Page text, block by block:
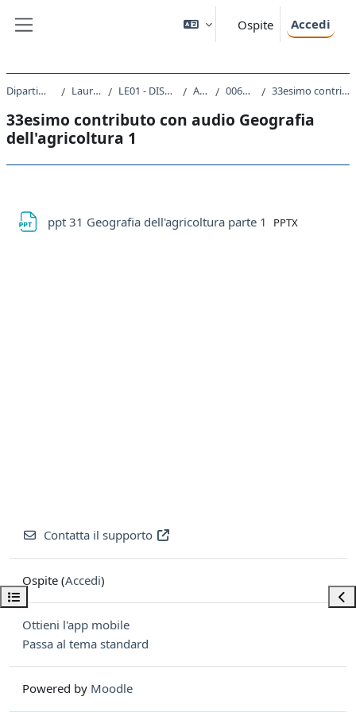
Ospite Accedi
Apri indice del corso
Dipartimento di Studi Umanistici Laurea triennale (DM270) LE01 - DISCIPLINE STORICHE E FILOSOFICHE A.A. 2019 - 2020 006LE - GEOGRAFIA 2019 33esimo contributo con audio Geografia dell'agricoltura 1
33esimo contributo con audio Geografia
dell'agricoltura 1
ppt 31 Geografia dell'agricoltura parte 1 File
PPTX
Contatta il supporto
Ospite (Accedi)
Ottieni l'app mobile
Passa al tema standard
Powered by Moodle